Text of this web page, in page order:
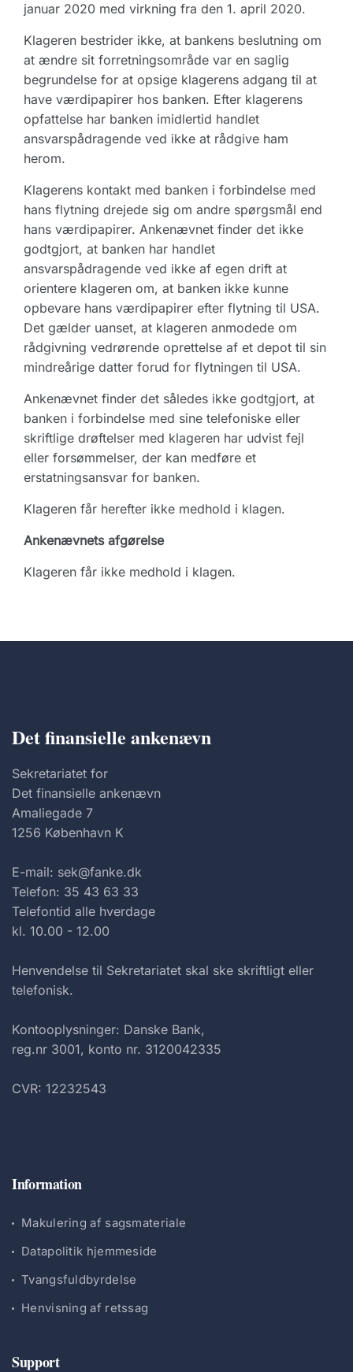
januar 2020 med virkning fra den 1. april 2020.
Klageren bestrider ikke, at bankens beslutning om
at ændre sit forretningsområde var en saglig
begrundelse for at opsige klagerens adgang til at
have værdipapirer hos banken. Efter klagerens
opfattelse har banken imidlertid handlet
ansvarspådragende ved ikke at rådgive ham
herom.
Klagerens kontakt med banken i forbindelse med
hans flytning drejede sig om andre spørgsmål end
hans værdipapirer. Ankenævnet finder det ikke
godtgjort, at banken har handlet
ansvarspådragende ved ikke af egen drift at
orientere klageren om, at banken ikke kunne
opbevare hans værdipapirer efter flytning til USA.
Det gælder uanset, at klageren anmodede om
rådgivning vedrørende oprettelse af et depot til sin
mindreårige datter forud for flytningen til USA.
Ankenævnet finder det således ikke godtgjort, at
banken i forbindelse med sine telefoniske eller
skriftlige drøftelser med klageren har udvist fejl
eller forsømmelser, der kan medføre et
erstatningsansvar for banken.
Klageren får herefter ikke medhold i klagen.
Ankenævnets afgørelse
Klageren får ikke medhold i klagen.
Det finansielle ankenævn
Sekretariatet for
Det finansielle ankenævn
Amaliegade 7
1256 København K
E-mail: sek@fanke.dk
Telefon: 35 43 63 33
Telefontid alle hverdage
kl. 10.00 - 12.00
Henvendelse til Sekretariatet skal ske skriftligt eller
telefonisk.
Kontooplysninger: Danske Bank,
reg.nr 3001, konto nr. 3120042335
CVR: 12232543
Information
Makulering af sagsmateriale
Datapolitik hjemmeside
Tvangsfuldbyrdelse
Henvisning af retssag
Support